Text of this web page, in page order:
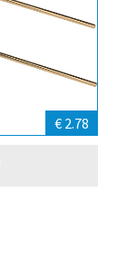
€ 2.78